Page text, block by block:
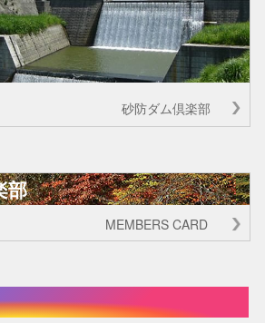
砂防ダム倶楽部
部
MEMBERS CARD